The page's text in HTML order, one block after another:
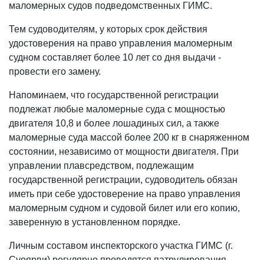
маломерных судов подведомственных ГИМС.
Тем судоводителям, у которых срок действия
удостоверения на право управления маломерным
судном составляет более 10 лет со дня выдачи -
провести его замену.
Напоминаем, что государственной регистрации
подлежат любые маломерные суда с мощностью
двигателя 10,8 и более лошадиных сил, а также
маломерные суда массой более 200 кг в снаряженном
состоянии, независимо от мощности двигателя. При
управлении плавсредством, подлежащим
государственной регистрации, судоводитель обязан
иметь при себе удостоверение на право управления
маломерным судном и судовой билет или его копию,
заверенную в установленном порядке.
Личным составом инспекторского участка ГИМС (г.